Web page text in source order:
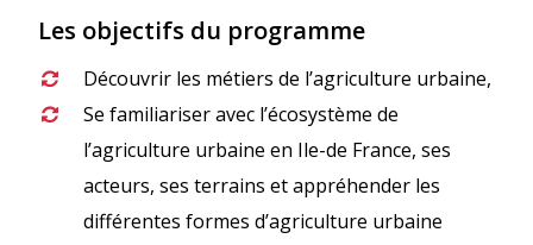
Les objectifs du programme
Découvrir les métiers de l’agriculture urbaine,
Se familiariser avec l’écosystème de
l’agriculture urbaine en Ile-de France, ses
acteurs, ses terrains et appréhender les
différentes formes d’agriculture urbaine